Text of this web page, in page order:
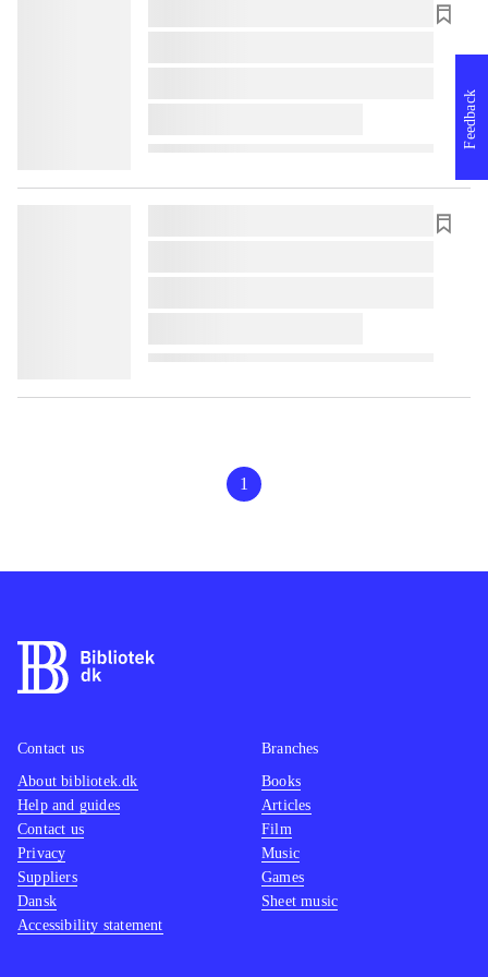
lorem ipsum dolor sit amet ...
lorem ipsum dolor sit amet ...
lorem ipsum dolor sit amet ...
lorem ipsum dolor sit amet ...
1
Feedback
Contact us
About bibliotek.dk
Help and guides
Contact us
Privacy
Suppliers
Dansk
Accessibility statement
Branches
Books
Articles
Film
Music
Games
Sheet music